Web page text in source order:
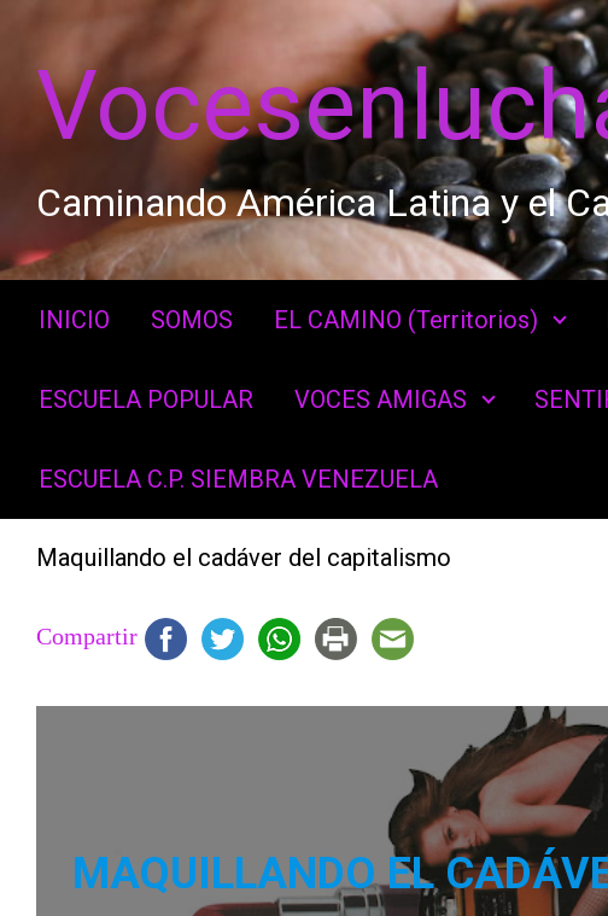
Caminando América Latina y el
INICIO SOMOS EL CAMINO (Territorios)
ESCUELA POPULAR VOCES AMIGAS
ESCUELA C.P. SIEMBRA VENEZUELA
Maquillando el cadáver del capitalismo
Compartir
MAQUILLANDO EL